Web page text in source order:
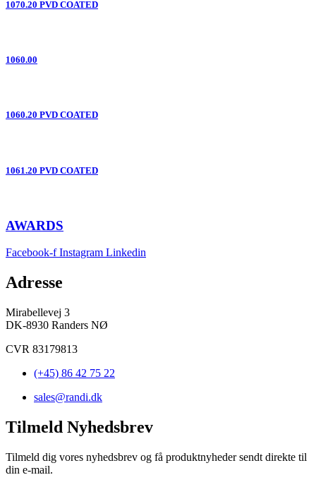
1070.20 PVD COATED
1060.00
1060.20 PVD COATED
1061.20 PVD COATED
AWARDS
Facebook-f Instagram Linkedin
Adresse
Mirabellevej 3
DK-8930 Randers NØ
CVR 83179813
(+45) 86 42 75 22
sales@randi.dk
Tilmeld Nyhedsbrev
Tilmeld dig vores nyhedsbrev og få produktnyheder sendt direkte til
din e-mail.